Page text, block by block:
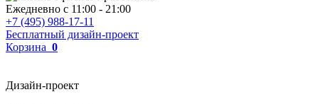
Ежедневно с 11:00 - 21:00
+7 (495) 988-17-11
Бесплатный дизайн-проект
Корзина 0
Дизайн-проект